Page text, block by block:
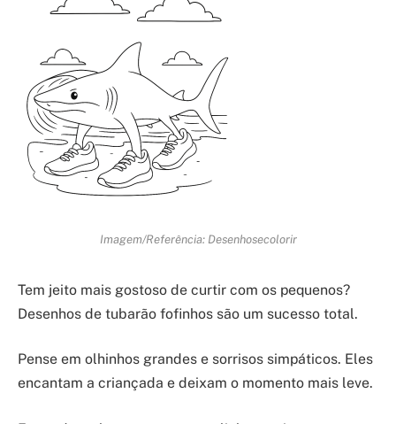
Imagem/Referência: Desenhosecolorir
Tem jeito mais gostoso de curtir com os pequenos?
Desenhos de tubarão fofinhos são um sucesso total.
Pense em olhinhos grandes e sorrisos simpáticos. Eles
encantam a criançada e deixam o momento mais leve.